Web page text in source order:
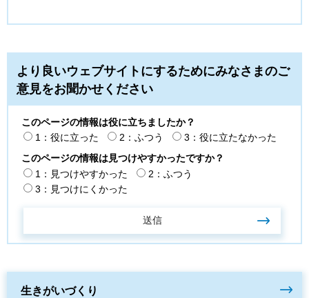
より良いウェブサイトにするためにみなさまのご
意見をお聞かせください
このページの情報は役に立ちましたか？
1：役に立った
2：ふつう
3：役に立たなかった
このページの情報は見つけやすかったですか？
1：見つけやすかった
2：ふつう
3：見つけにくかった
生きがいづくり